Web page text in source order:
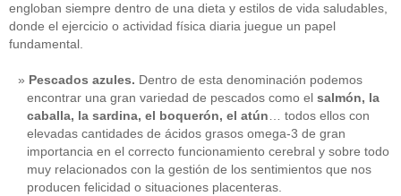
engloban siempre dentro de una dieta y estilos de vida saludables,
donde el ejercicio o actividad física diaria juegue un papel
fundamental.
Pescados azules. Dentro de esta denominación podemos
encontrar una gran variedad de pescados como el salmón, la
caballa, la sardina, el boquerón, el atún… todos ellos con
elevadas cantidades de ácidos grasos omega-3 de gran
importancia en el correcto funcionamiento cerebral y sobre todo
muy relacionados con la gestión de los sentimientos que nos
producen felicidad o situaciones placenteras.